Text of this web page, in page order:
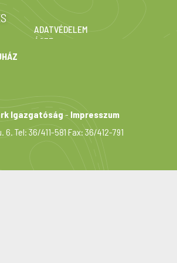
ADATVÉDELEM
ÁSZF
Igazgatóság- Impresszum
6. Tel: 36/411-581 Fax: 36/412-791